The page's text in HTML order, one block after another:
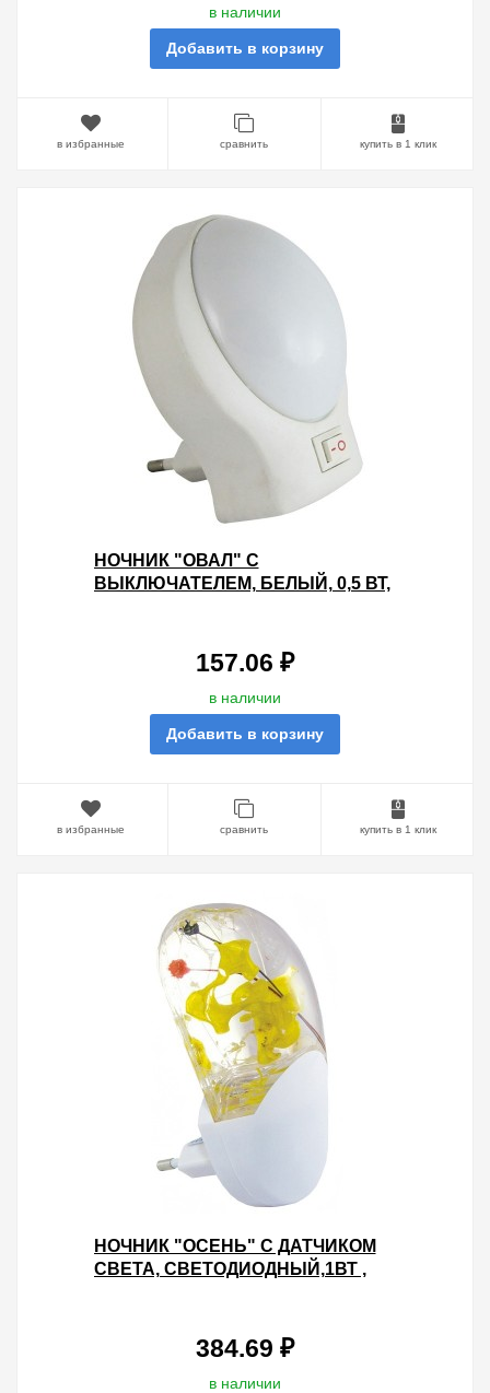
в наличии
Добавить в корзину
в избранные сравнить купить в 1 клик
НОЧНИК "ОВАЛ" С
ВЫКЛЮЧАТЕЛЕМ, БЕЛЫЙ, 0,5 ВТ,
157.06 ₽
в наличии
Добавить в корзину
в избранные сравнить купить в 1 клик
НОЧНИК "ОСЕНЬ" С ДАТЧИКОМ
СВЕТА, СВЕТОДИОДНЫЙ,1ВТ ,
384.69 ₽
в наличии